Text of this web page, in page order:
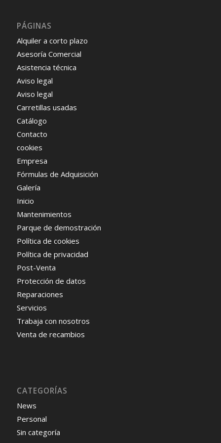
PÁGINAS
Alquiler a corto plazo
Asesoría Comercial
Asistencia técnica
Aviso legal
Aviso legal
Carretillas usadas
Catálogo
Contacto
cookies
Empresa
Fórmulas de Adquisición
Galería
Inicio
Mantenimientos
Parque de demostración
Política de cookies
Política de privacidad
Post-Venta
Protección de datos
Reparaciones
Servicios
Trabaja con nosotros
Venta de recambios
CATEGORÍAS
News
Personal
Sin categoría